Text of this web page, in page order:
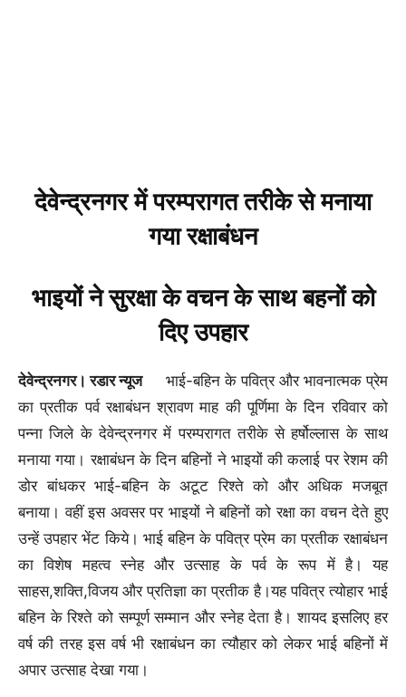
देवेन्द्रनगर में परम्परागत तरीके से मनाया
गया रक्षाबंधन
भाइयों ने सुरक्षा के वचन के साथ बहनों को
दिए उपहार
देवेन्द्रनगर। रडार न्यूजभाई-बहिन के पवित्र और भावनात्मक प्रेम
का प्रतीक पर्व रक्षाबंधन श्रावण माह की पूर्णिमा के दिन रविवार को
पन्ना जिले के देवेन्द्रनगर में परम्परागत तरीके से हर्षोल्लास के साथ
मनाया गया। रक्षाबंधन के दिन बहिनों ने भाइयों की कलाई पर रेशम की
डोर बांधकर भाई-बहिन के अटूट रिश्ते को और अधिक मजबूत
बनाया। वहीं इस अवसर पर भाइयों ने बहिनों को रक्षा का वचन देते हुए
उन्हें उपहार भेंट किये। भाई बहिन के पवित्र प्रेम का प्रतीक रक्षाबंधन
का विशेष महत्व स्नेह और उत्साह के पर्व के रूप में है। यह
साहस,शक्ति,विजय और प्रतिज्ञा का प्रतीक है।यह पवित्र त्योहार भाई
बहिन के रिश्ते को सम्पूर्ण सम्मान और स्नेह देता है। शायद इसलिए हर
वर्ष की तरह इस वर्ष भी रक्षाबंधन का त्यौहार को लेकर भाई बहिनों में
अपार उत्साह देखा गया।